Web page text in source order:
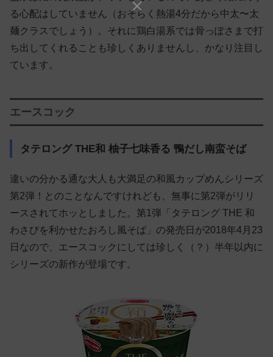
る心配はしていません（おそらく熱湯4分だから中太〜太
麺クラスでしょう）。それに鶏白湯系では骨っぽさまで打
ち出してくれることも珍しくありませんし、かなり注目し
ています。
エースコック
タテロング THE和 柚子七味香る 鴨だし南蛮そば
違いの分かる通な大人も大満足の和風カップめんシリーズ
第2弾！とのことなんですけれども、無事に第2弾がリリ
ースされてホッとしました。第1弾「タテロング THE 和
わさびを利かせたおろし風そば」の発売日が2018年4月23
日なので、エースコックにしては珍しく（？）半年以内に
シリーズの新作が登場です。